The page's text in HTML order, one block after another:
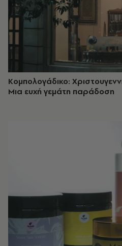
Κομπολογάδικο:
Μια ευχή γεμάτη παράδοση